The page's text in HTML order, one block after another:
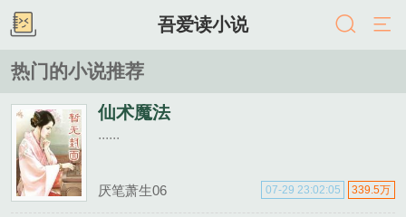
吾爱读小说
热门的小说推荐
仙术魔法
......
厌笔萧生06 339.5万
07-29 23:02:05